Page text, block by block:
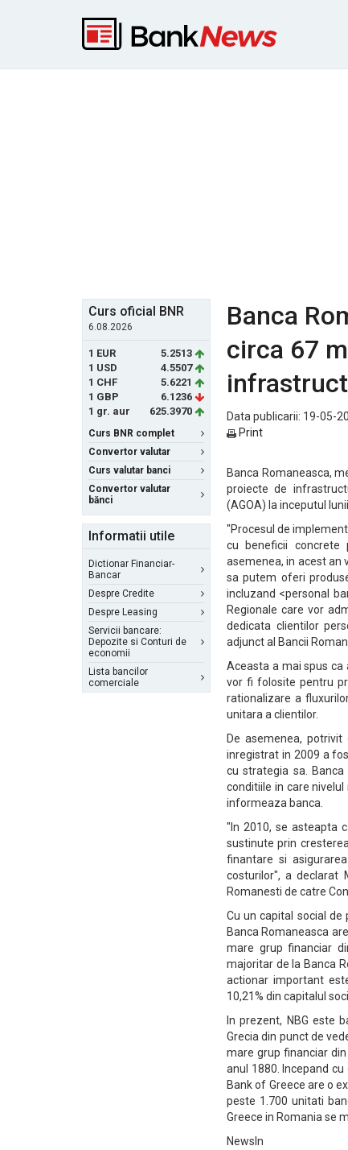
Curs oficial BNR
6.08.2026
1 EUR
5.2513
1 USD
4.5507
1 CHF
5.6221
1 GBP
6.1236
1 gr. aur
625.3970
Curs BNR complet
Convertor valutar
Curs valutar banci
Convertor valutar
bănci
Informatii utile
Dictionar Financiar-
Bancar
Despre Credite
Despre Leasing
Servicii bancare:
Depozite si Conturi de
economii
Lista bancilor
comerciale
Banca
circa 67
Data publicarii: 19-05-
Print
Banca Romaneasca,
proiecte de
(AGOA) la inceputul
"Procesul de
cu beneficii concrete
asemenea, in acest an
sa putem oferi
incluzand <personal
Regionale care vor
dedicata clientilor
adjunct al Bancii
Aceasta a mai spus
vor fi folosite pentru
rationalizare a
unitara a clientilor.
De asemenea,
inregistrat in 2009 a
cu strategia sa.
conditiile in care
informeaza banca.
"In 2010, se asteapta
sustinute prin
finantare si
costurilor", a declarat
Romanesti de catre
Cu un capital social
Banca Romaneasca
mare grup financiar
majoritar de la Banca
actionar important
10,21% din capitalul
In prezent, NBG este
Grecia din punct de
mare grup financiar
anul 1880. Incepand
Bank of Greece are o
peste 1.700 unitati
Greece in Romania se
NewsIn